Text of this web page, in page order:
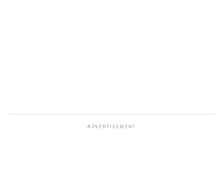
ADVERTISEMENT